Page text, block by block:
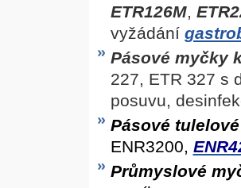
ETR126M,
vyžádání
Pásové myčky
227, ETR 327 s
posuvu,
Pásové
ENR3200,
Průmyslové